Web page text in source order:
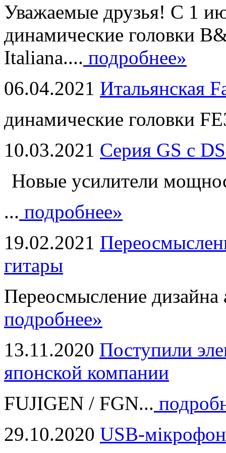
Уважаемые друзья! С 1
динамические головки
Italiana.... подробнее»
06.04.2021 Итальянская
динамические головки
10.03.2021 Серия GS с
Новые усилители
... подробнее»
19.02.2021
гитары
Переосмысление дизайна
подробнее»
13.11.2020 Поступили
японской компании
FUJIGEN / FGN...
29.10.2020 USB-